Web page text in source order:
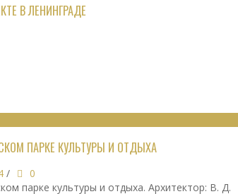
В ЛЕНИНГРАДЕ
ПАРКЕ КУЛЬТУРЫ И ОТДЫХА
/
0
парке культуры и отдыха. Архитектор: В. Д.